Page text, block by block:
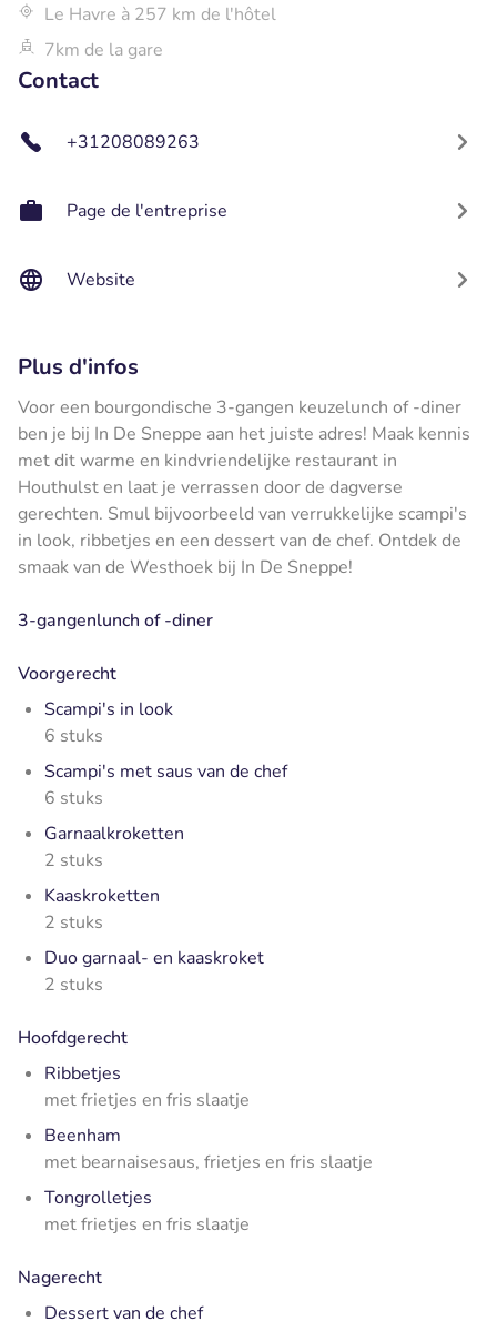
Le Havre à 257 km de l'hôtel
7km de la gare
Contact
+31208089263
Page de l'entreprise
Website
Plus d'infos
Voor een bourgondische 3-gangen keuzelunch of -diner
ben je bij In De Sneppe aan het juiste adres! Maak kennis
met dit warme en kindvriendelijke restaurant in
Houthulst en laat je verrassen door de dagverse
gerechten. Smul bijvoorbeeld van verrukkelijke scampi's
in look, ribbetjes en een dessert van de chef. Ontdek de
smaak van de Westhoek bij In De Sneppe!
3-gangenlunch of -diner
Voorgerecht
Scampi's in look
6 stuks
Scampi's met saus van de chef
6 stuks
Garnaalkroketten
2 stuks
Kaaskroketten
2 stuks
Duo garnaal- en kaaskroket
2 stuks
Hoofdgerecht
Ribbetjes
met frietjes en fris slaatje
Beenham
met bearnaisesaus, frietjes en fris slaatje
Tongrolletjes
met frietjes en fris slaatje
Nagerecht
Dessert van de chef